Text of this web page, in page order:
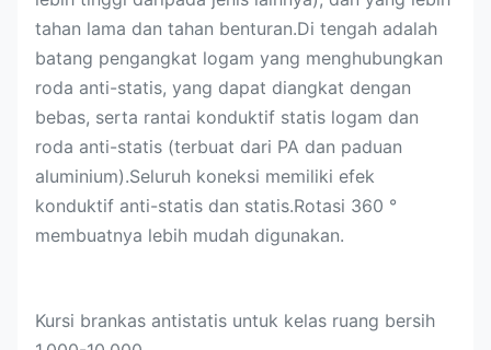
tahan lama dan tahan benturan.Di tengah adalah
batang pengangkat logam yang menghubungkan
roda anti-statis, yang dapat diangkat dengan
bebas, serta rantai konduktif statis logam dan
roda anti-statis (terbuat dari PA dan paduan
aluminium).Seluruh koneksi memiliki efek
konduktif anti-statis dan statis.Rotasi 360 °
membuatnya lebih mudah digunakan.
Kursi brankas antistatis untuk kelas ruang bersih